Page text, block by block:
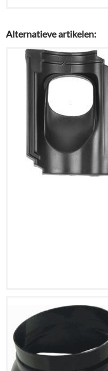
Alternatieve artikelen: